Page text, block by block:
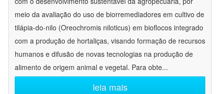
meio da avaliação do uso de biorremediadores em cultivo de
tilápia-do-nilo (Oreochromis niloticus) em bioflocos integrado
com a produção de hortaliças, visando formação de recursos
humanos e difusão de novas tecnologias na produção de
alimento de origem animal e vegetal. Para obte...
leia mais